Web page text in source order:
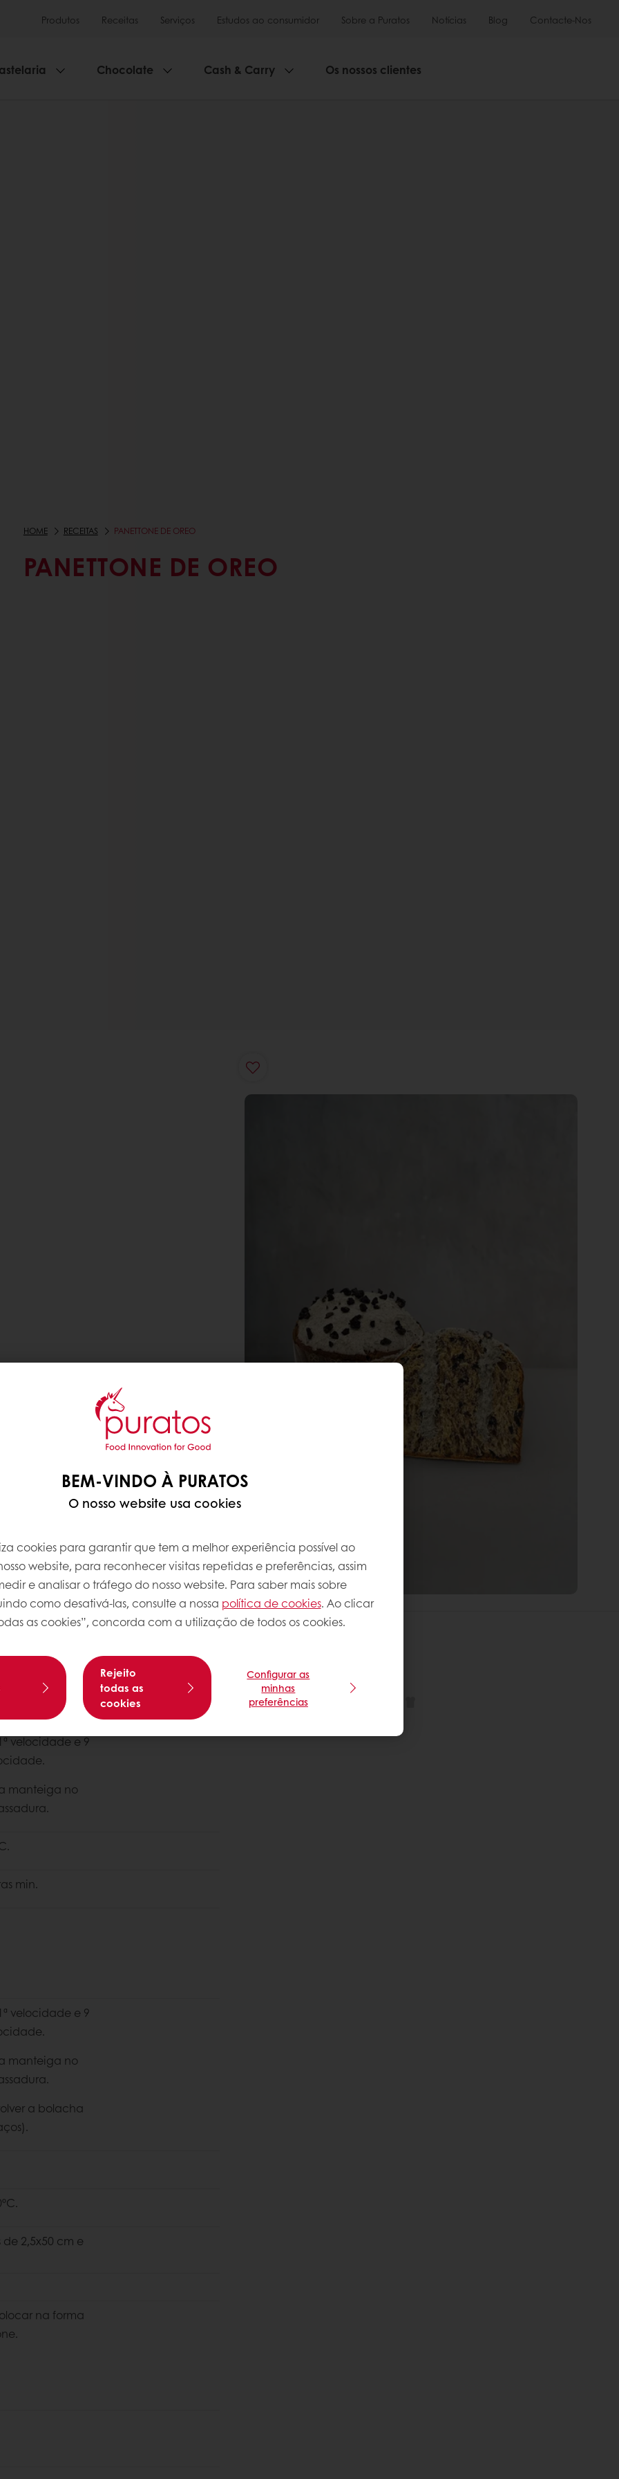
Produtos Receitas Serviços Estudos ao consumidor Sobre a Puratos Notícias Blog Contacte-Nos
Chocolate Cash & Carry Os nossos clientes
HOME RECEITAS PANETTONE DE OREO
PANETTONE DE OREO
velocidade e 9
manteiga no
min.
velocidade e 9
manteiga no
a bolacha
2,5x50 cm e
na forma
Sobre esta receita
Nível de complexidade
BEM-VINDO À PURATOS
O nosso website usa cookies
cookies para garantir que tem a melhor experiência possível ao
website, para reconhecer visitas repetidas e preferências, assim
e analisar o tráfego do nosso website. Para saber mais sobre
como desativá-las, consulte a nossa política de cookies. Ao clicar
as cookies”, concorda com a utilização de todos os cookies.
Rejeito
todas as
cookies
Configurar as
minhas
preferências